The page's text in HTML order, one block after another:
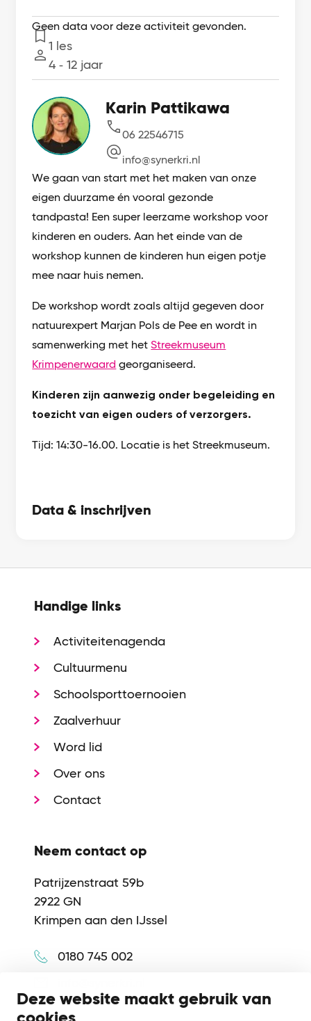
Deze website maakt gebruik van
Geen data voor deze activiteit gevonden.
Lessen
1 les
Leeftijd
4 ‐ 12 jaar
Karin Pattikawa
06 22546715
info@synerkri.nl
We gaan van start met het maken van onze
eigen duurzame én vooral gezonde
tandpasta! Een super leerzame workshop voor
kinderen en ouders. Aan het einde van de
workshop kunnen de kinderen hun eigen potje
mee naar huis nemen.
De workshop wordt zoals altijd gegeven door
natuurexpert Marjan Pols de Pee en wordt in
samenwerking met hetStreekmuseum
Krimpenerwaard georganiseerd.
Kinderen zijn aanwezig onder begeleiding en
toezicht van eigen ouders of verzorgers.
Tijd: 14:30-16.00. Locatie is het Streekmuseum.
Data & inschrijven
Handige links
Activiteitenagenda
Cultuurmenu
Schoolsporttoernooien
Zaalverhuur
Word lid
Over ons
Contact
Neem contact op
Patrijzenstraat 59b
2922 GN
Krimpen aan den IJssel
0180 745 002